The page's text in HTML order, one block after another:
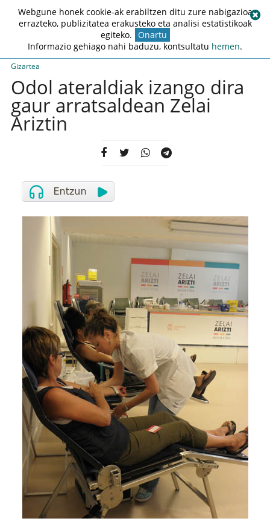
Gizartea
Odol ateraldiak izango dira
gaur arratsaldean Zelai
Ariztin
Webgune honek cookie-ak erabiltzen ditu zure nabigazioa
errazteko, publizitatea erakusteko eta analisi estatistikoak
egiteko. Onartu
Informazio gehiago nahi baduzu, kontsultatu hemen.